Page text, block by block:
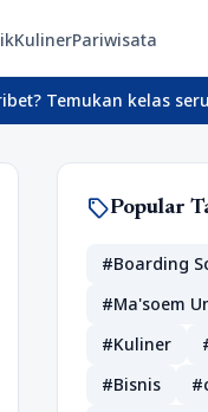
KulinerPariwisata
kelas seru dan
sellPopular
#Boarding
#Ma'soem
#Kuliner
#Bisnis